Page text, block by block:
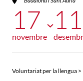
17
novembre
11
Voluntariat per la llengua